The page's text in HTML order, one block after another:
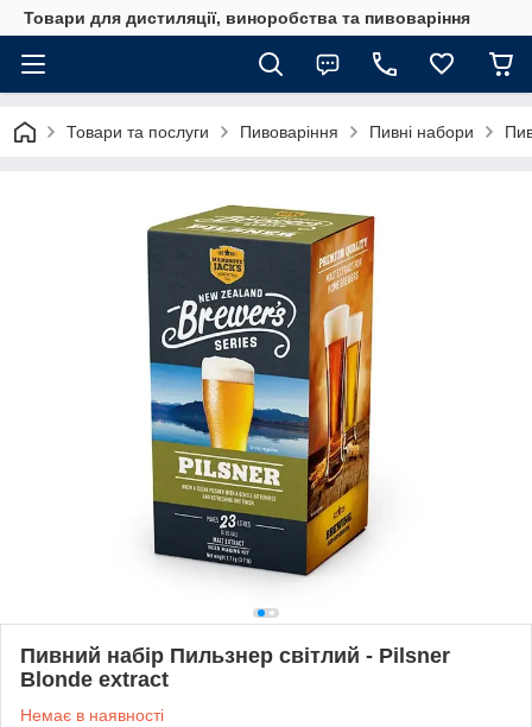
Товари для дистиляції, виноробства та пивоваріння
Товари та послуги Пивоваріння Пивні набори
Пивний набір Пильзнер світлий - Pilsner
Blonde extract
Немає в наявності